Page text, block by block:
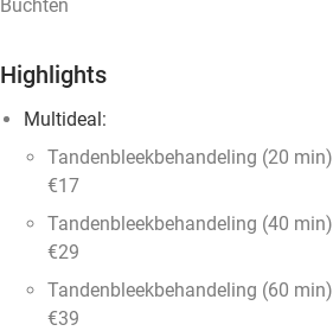
Buchten
Highlights
Multideal:
Tandenbleekbehandeling (20 min)
€17
Tandenbleekbehandeling (40 min)
€29
Tandenbleekbehandeling (60 min)
€39